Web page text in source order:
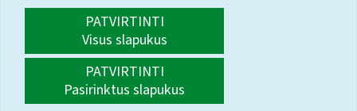
PATVIRTINTI
Visus slapukus
PATVIRTINTI
Pasirinktus slapukus